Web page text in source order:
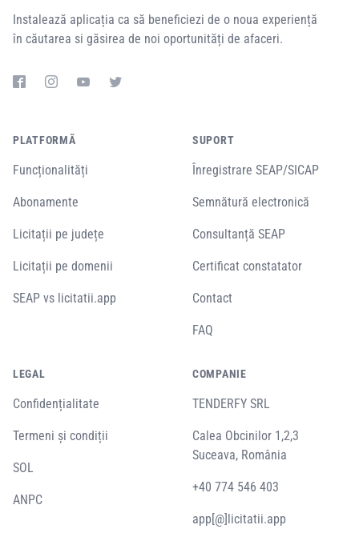
Instalează aplicația ca să beneficiezi de o noua experiență
în căutarea si găsirea de noi oportunități de afaceri.
PLATFORMĂ
Funcționalități
Abonamente
Licitații pe județe
Licitații pe domenii
SEAP vs licitatii.app
SUPORT
Înregistrare SEAP/SICAP
Semnătură electronică
Consultanță SEAP
Certificat constatator
Contact
FAQ
LEGAL
Confidențialitate
Termeni și condiții
SOL
ANPC
COMPANIE
TENDERFY SRL
Calea Obcinilor 1,2,3
Suceava, România
+40 774 546 403
app[@]licitatii.app